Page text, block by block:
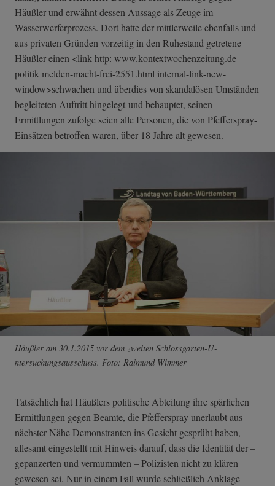
Häußler und erwähnt dessen Aussage als Zeuge im
Wasserwerferprozess. Dort hatte der mittlerweile ebenfalls und
aus privaten Gründen vorzeitig in den Ruhestand getretene
Häußler einen <link http: www.kontextwochenzeitung.de
politik melden-macht-frei-2551.html internal-link-n­ew-
window>schwa­chen und überdies von skandalösen Umständen
begleiteten Auftritt hingelegt und behauptet, seinen
Ermittlungen zufolge seien alle Personen, die von Pfefferspray-
Einsätzen betroffen waren, über 18 Jahre alt gewesen.
Häußler am 30.1.2015 vor dem zweiten Schlossgarten-U­
ntersuchungsaus­schuss. Foto: Raimund Wimmer
Tatsächlich hat Häußlers politische Abteilung ihre spärlichen
Ermittlungen gegen Beamte, die Pfefferspray unerlaubt aus
nächster Nähe Demonstranten ins Gesicht gesprüht haben,
allesamt eingestellt mit Hinweis darauf, dass die Identität der –
gepanzerten und vermummten – Polizisten nicht zu klären
gewesen sei. Nur in einem Fall wurde schließlich Anklage